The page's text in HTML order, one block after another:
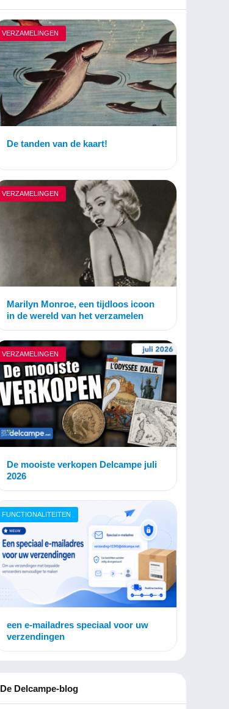
VERZAMELINGEN
De tanden van de kaart!
VERZAMELINGEN
Marilyn Monroe, een tijdloos icoon
in de wereld van het verzamelen
VERZAMELINGEN
De mooiste verkopen Delcampe juli
2026
FUNCTIONALITEITEN
een e-mailadres speciaal voor uw
verzendingen
De Delcampe-blog